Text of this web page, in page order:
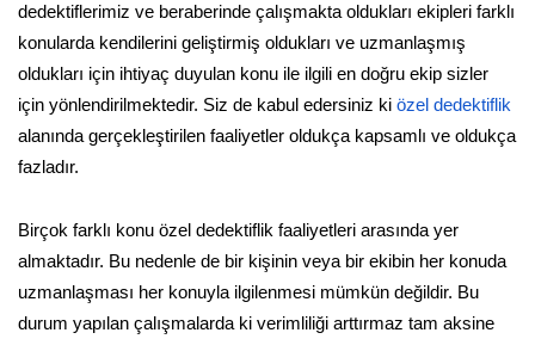
dedektiflerimiz ve beraberinde çalışmakta oldukları ekipleri farklı
konularda kendilerini geliştirmiş oldukları ve uzmanlaşmış
oldukları için ihtiyaç duyulan konu ile ilgili en doğru ekip sizler
için yönlendirilmektedir. Siz de kabul edersiniz ki özel dedektiflik
alanında gerçekleştirilen faaliyetler oldukça kapsamlı ve oldukça
fazladır.
Birçok farklı konu özel dedektiflik faaliyetleri arasında yer
almaktadır. Bu nedenle de bir kişinin veya bir ekibin her konuda
uzmanlaşması her konuyla ilgilenmesi mümkün değildir. Bu
durum yapılan çalışmalarda ki verimliliği arttırmaz tam aksine